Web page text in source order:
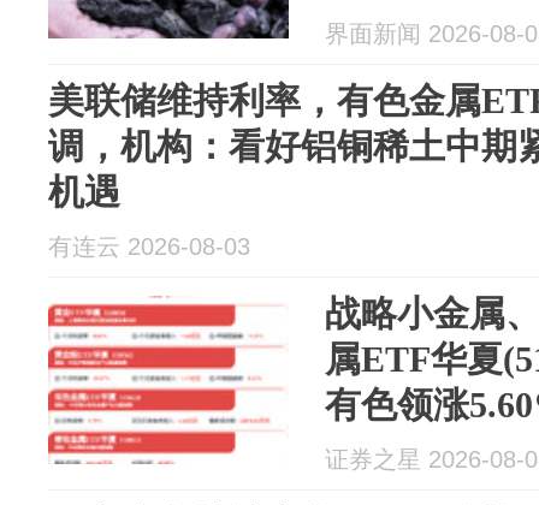
复机遇
界面新闻 2026-08-
美联储维持利率，有色金属
调，机构：看好铝铜稀土中期
机遇‌
有连云 2026-08-03
战略小金属
属ETF华夏
有色领涨
证券之星 2026-08-